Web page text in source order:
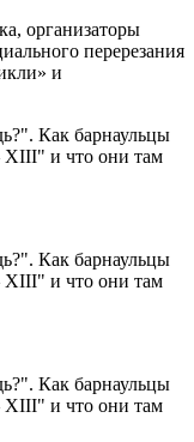
организаторы
перерезания
и